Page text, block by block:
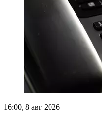
16:00, 8 авг 2026